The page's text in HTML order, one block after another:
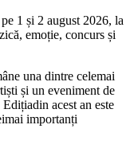
1 și 2 august 2026, la
emoție, concurs și
una dintre celemai
și un eveniment de
acest an este
importanți